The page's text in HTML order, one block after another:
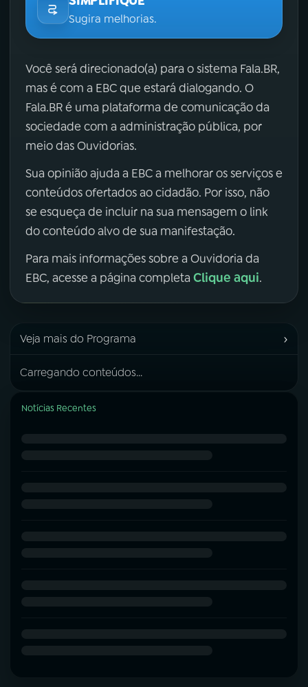
Sugira melhorias.
Você será direcionado(a) para o sistema Fala.BR,
mas é com a EBC que estará dialogando. O
Fala.BR é uma plataforma de comunicação da
sociedade com a administração pública, por
meio das Ouvidorias.
Sua opinião ajuda a EBC a melhorar os serviços e
conteúdos ofertados ao cidadão. Por isso, não
se esqueça de incluir na sua mensagem o link
do conteúdo alvo de sua manifestação.
Para mais informações sobre a Ouvidoria da
EBC, acesse a página completa Clique aqui.
Veja mais do Programa ›
Carregando conteúdos...
Notícias Recentes